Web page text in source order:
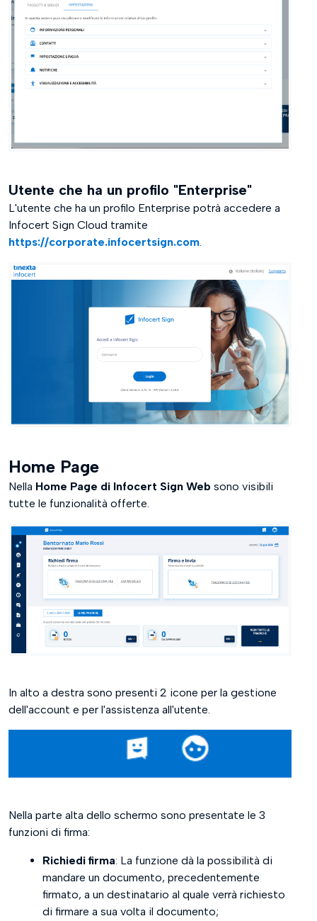
Utente che ha un profilo "Enterprise"
L'utente che ha un profilo Enterprise potrà accedere a
Infocert Sign Cloud tramite
https://corporate.infocertsign.com.
Home Page
Nella Home Page di Infocert Sign Web sono visibili
tutte le funzionalità offerte.
In alto a destra sono presenti 2 icone per la gestione
dell'account e per l'assistenza all'utente.
Nella parte alta dello schermo sono presentate le 3
funzioni di firma:
Richiedi firma: La funzione dà la possibilità di
mandare un documento, precedentemente
firmato, a un destinatario al quale verrà richiesto
di firmare a sua volta il documento;